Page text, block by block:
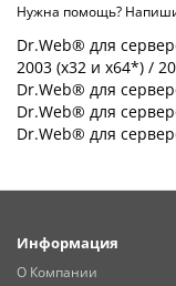
Нужна помощь?
Dr.Web® для
2003 (х32 и х64*) /
Dr.Web® для
Dr.Web® для
Dr.Web® для
Информация
О Компании